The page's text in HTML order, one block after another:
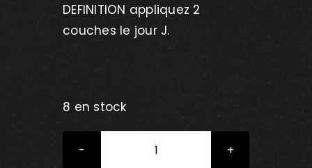
DEFINITION appliquez 2
couches le jour J.
8 en stock
quantité